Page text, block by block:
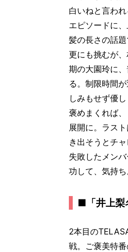
白いねと言わ
エピソードに
髪の長さの話
更にも挑むが
期の大園玲に
る。制限時間
しみもせず優
褒めまくれば
展開に。ラス
き出そうとチ
失敗したメン
功して、気持ち
■「井上梨
2本目の
戦。ご褒美特